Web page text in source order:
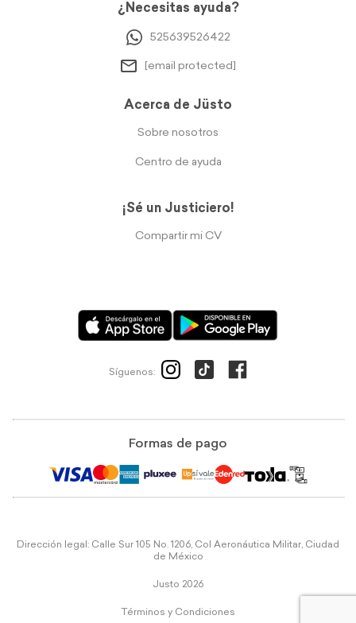
¿Necesitas ayuda?
525639526422
[email protected]
Acerca de Jüsto
Sobre nosotros
Centro de ayuda
¡Sé un Justiciero!
Compartir mi CV
Síguenos:
Formas de pago
Dirección legal: Calle Sur 105 No. 1206, Col Aeronáutica Militar, Ciudad
de México
Justo 2026
Términos y Condiciones